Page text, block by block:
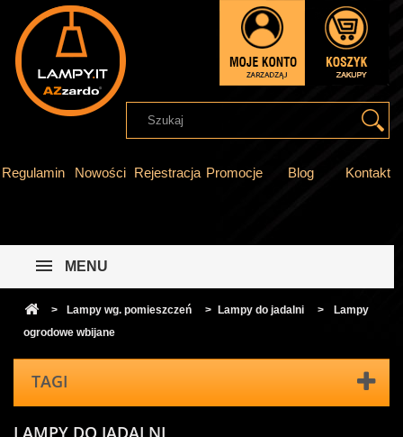
Regulamin Nowości Rejestracja Promocje Blog Kontakt
MENU
> Lampy wg. pomieszczeń > Lampy do jadalni >
Lampy
ogrodowe wbijane
TAGI
LAMPY DO JADALNI